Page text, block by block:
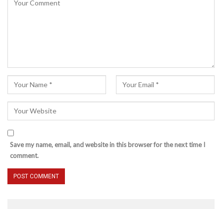
Save my name, email, and website in this browser for the next time I
comment.